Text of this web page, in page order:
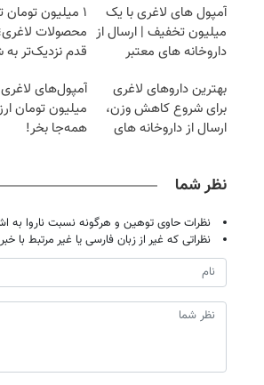
آمپول های لاغری با یک
میلیون تخفیف | ارسال از
داروخانه های معتبر
۱ میلیون
محصولات
قدم نزدیک‌تر
بهترین داروهای لاغری
برای شروع کاهش وزن،
ارسال از داروخانه های
میلیون تومان
همه‌جا بخر!
نظر شما
نظرات حاوی توهین و هرگونه نسبت ناروا
نظراتی که غیر از زبان فارسی یا غیر مرتبط با